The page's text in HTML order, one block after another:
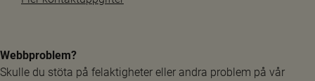
Webbproblem?
Skulle du stöta på felaktigheter eller andra problem på vår